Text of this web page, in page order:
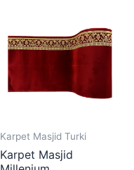
Karpet Masjid Turki
Karpet Masjid